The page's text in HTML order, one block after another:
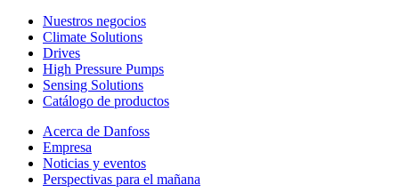
Nuestros negocios
Climate Solutions
Drives
High Pressure Pumps
Sensing Solutions
Catálogo de productos
Acerca de Danfoss
Empresa
Noticias y eventos
Perspectivas para el mañana